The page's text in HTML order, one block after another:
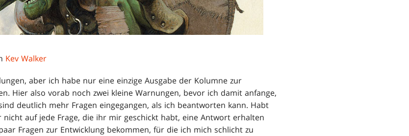
Kev Walker
aber ich habe nur eine einzige Ausgabe der Kolumne zur
Hier also vorab noch zwei kleine Warnungen, bevor ich damit anfange,
deutlich mehr Fragen eingegangen, als ich beantworten kann. Habt
auf jede Frage, die ihr mir geschickt habt, eine Antwort erhalten
Fragen zur Entwicklung bekommen, für die ich mich schlicht zu